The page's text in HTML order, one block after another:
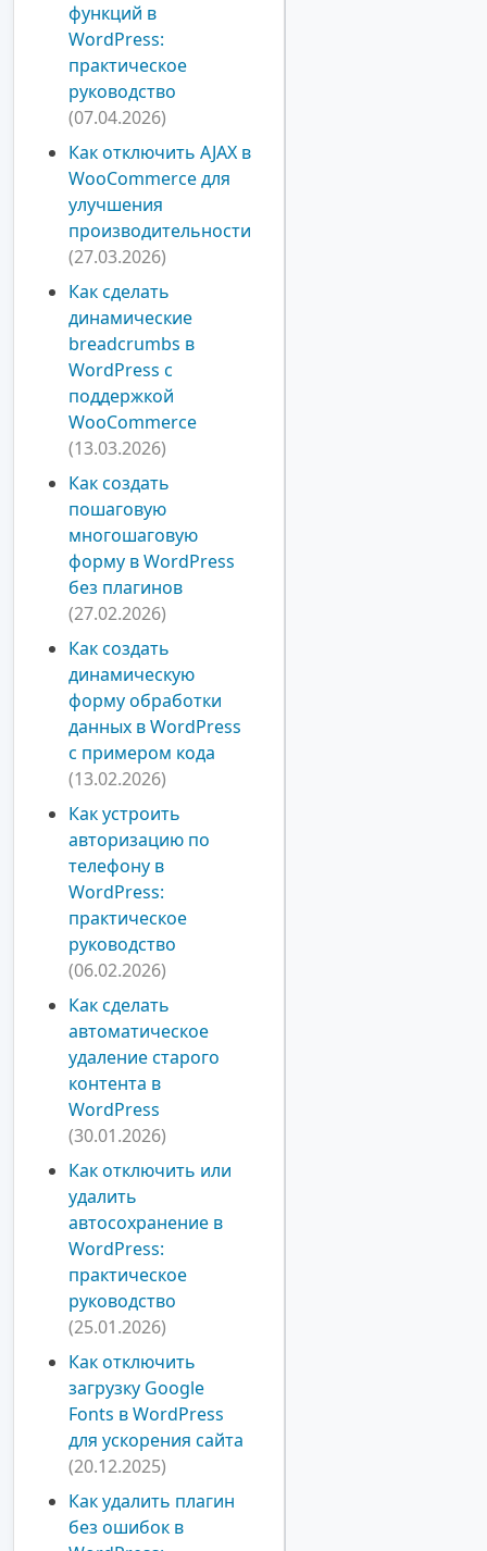
функций в
WordPress:
практическое
руководство
(07.04.2026)
Как отключить AJAX в
WooCommerce для
улучшения
производительности
(27.03.2026)
Как сделать
динамические
breadcrumbs в
WordPress с
поддержкой
WooCommerce
(13.03.2026)
Как создать
пошаговую
многошаговую
форму в WordPress
без плагинов
(27.02.2026)
Как создать
динамическую
форму обработки
данных в WordPress
с примером кода
(13.02.2026)
Как устроить
авторизацию по
телефону в
WordPress:
практическое
руководство
(06.02.2026)
Как сделать
автоматическое
удаление старого
контента в
WordPress
(30.01.2026)
Как отключить или
удалить
автосохранение в
WordPress:
практическое
руководство
(25.01.2026)
Как отключить
загрузку Google
Fonts в WordPress
для ускорения сайта
(20.12.2025)
Как удалить плагин
без ошибок в